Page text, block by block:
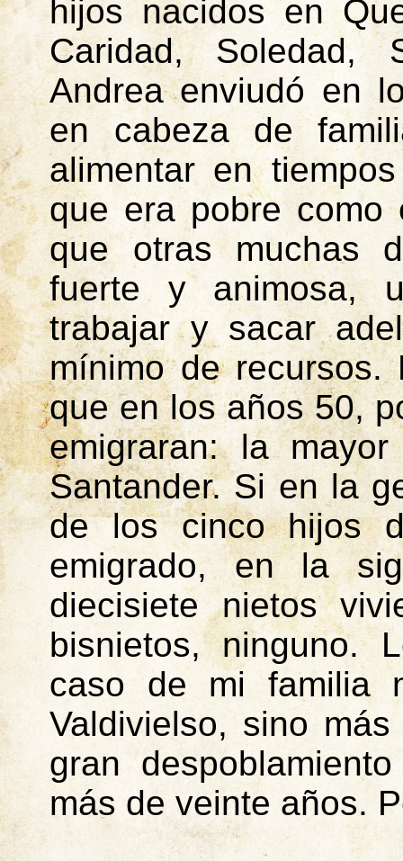
hijos nacidos en
Caridad, Soledad,
Andrea enviudó en
en cabeza de
alimentar en
que era pobre como
que otras muchas
fuerte y animosa,
trabajar y sacar
mínimo de
que en los años 50,
emigraran: la
Santander. Si en la
de los cinco hijos
emigrado, en la
diecisiete nietos
bisnietos, ninguno.
caso de mi familia
Valdivielso, sino
gran
más de veinte años.